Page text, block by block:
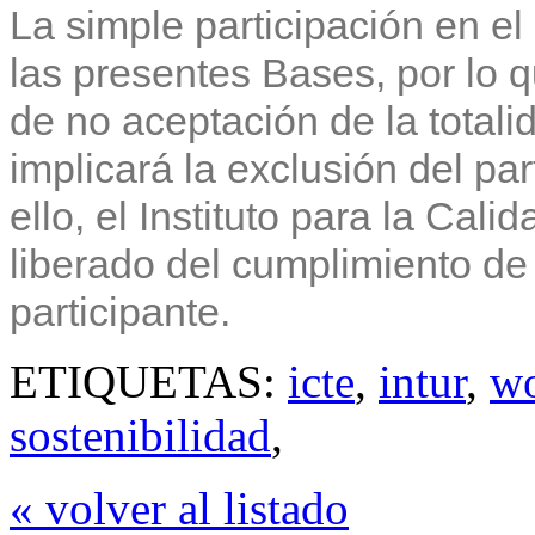
La simple participación en
las presentes Bases, por lo
de no aceptación de la
implicará la exclusión del
ello, el Instituto para la
liberado del cumplimiento
participante.
ETIQUETAS: icte, intur,
sostenibilidad,
« volver al listado